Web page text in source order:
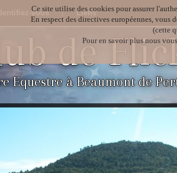
Ce site utilise des cookies pour assurer
En respect des directives européennes, vous
(cette
Pour en savoir plus nous
de
Equestre à Beaumont de
Identifiez-vous Liens